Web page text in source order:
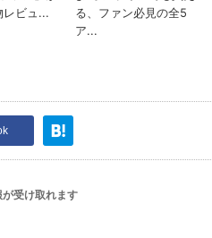
が受け取れます